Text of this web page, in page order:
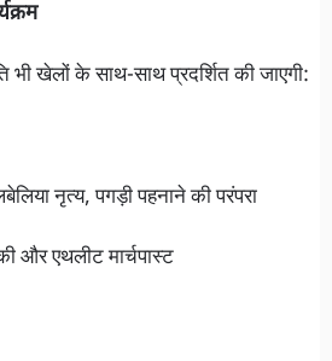
भी खेलों के साथ-साथ प्रदर्शित की जाएगी:
नृत्य, पगड़ी पहनाने की परंपरा
और एथलीट मार्चपास्ट